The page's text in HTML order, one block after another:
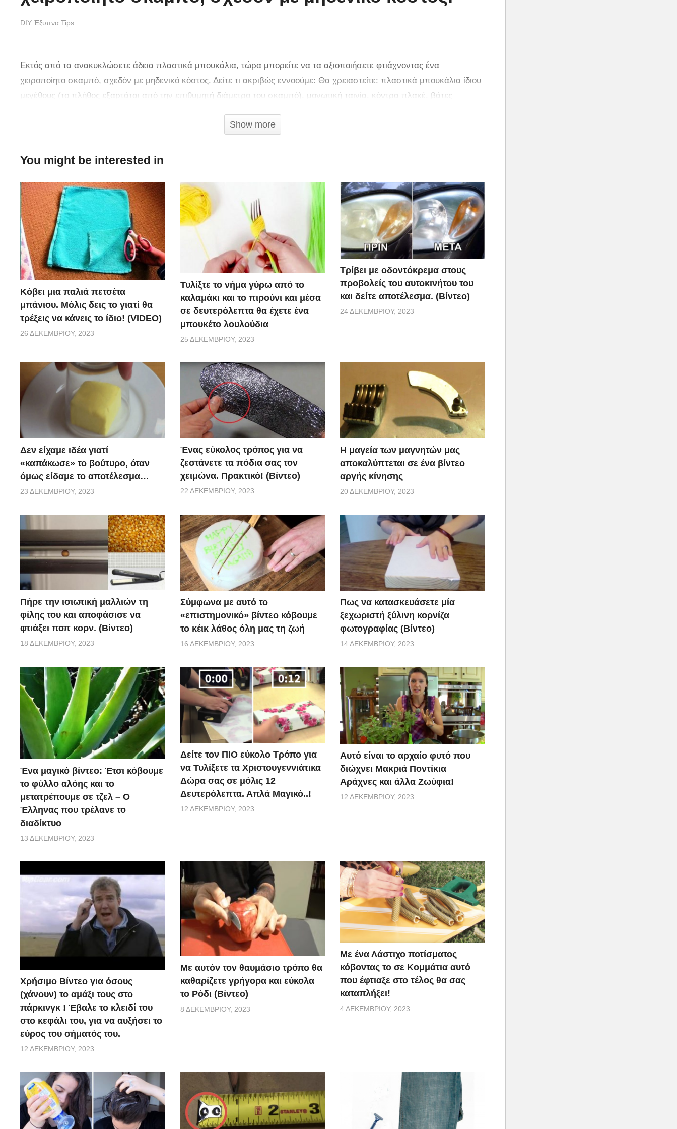
DIY Έξυπνα Tips
Εκτός από τα ανακυκλώσετε άδεια πλαστικά μπουκάλια, τώρα μπορείτε να τα αξιοποιήσετε φτιάχνοντας ένα
χειροποίητο σκαμπό, σχεδόν με μηδενικό κόστος. Δείτε τι ακριβώς εννοούμε: Θα χρειαστείτε: πλαστικά μπουκάλια ίδιου
μεγέθους (το πλήθος εξαρτάται από την επιθυμητή διάμετρο του σκαμπό), μονωτική ταινία, κόντρα πλακέ, βάτες
Show more
You might be interested in
Κόβει μια παλιά πετσέτα
μπάνιου. Μόλις δεις το γιατί θα
τρέξεις να κάνεις το ίδιο! (VIDEO)
26 ΔΕΚΕΜΒΡΊΟΥ, 2023
Τυλίξτε το νήμα γύρω από το
καλαμάκι και το πιρούνι και μέσα
σε δευτερόλεπτα θα έχετε ένα
μπουκέτο λουλούδια
25 ΔΕΚΕΜΒΡΊΟΥ, 2023
Τρίβει με οδοντόκρεμα στους
προβολείς του αυτοκινήτου του
και δείτε αποτέλεσμα. (Βίντεο)
24 ΔΕΚΕΜΒΡΊΟΥ, 2023
Δεν είχαμε ιδέα γιατί
«καπάκωσε» το βούτυρο, όταν
όμως είδαμε το αποτέλεσμα…
23 ΔΕΚΕΜΒΡΊΟΥ, 2023
Ένας εύκολος τρόπος για να
ζεστάνετε τα πόδια σας τον
χειμώνα. Πρακτικό! (Βίντεο)
22 ΔΕΚΕΜΒΡΊΟΥ, 2023
Η μαγεία των μαγνητών μας
αποκαλύπτεται σε ένα βίντεο
αργής κίνησης
20 ΔΕΚΕΜΒΡΊΟΥ, 2023
Πήρε την ισιωτική μαλλιών τη
φίλης του και αποφάσισε να
φτιάξει ποπ κορν. (Βίντεο)
18 ΔΕΚΕΜΒΡΊΟΥ, 2023
Σύμφωνα με αυτό το
«επιστημονικό» βίντεο κόβουμε
το κέικ λάθος όλη μας τη ζωή
16 ΔΕΚΕΜΒΡΊΟΥ, 2023
Πως να κατασκευάσετε μία
ξεχωριστή ξύλινη κορνίζα
φωτογραφίας (Βίντεο)
14 ΔΕΚΕΜΒΡΊΟΥ, 2023
Ένα μαγικό βίντεο: Έτσι κόβουμε
το φύλλο αλόης και το
μετατρέπουμε σε τζελ – O
Έλληνας που τρέλανε το
διαδίκτυο
13 ΔΕΚΕΜΒΡΊΟΥ, 2023
Δείτε τον ΠΙΟ εύκολο Τρόπο για
να Τυλίξετε τα Χριστουγεννιάτικα
Δώρα σας σε μόλις 12
Δευτερόλεπτα. Απλά Μαγικό..!
12 ΔΕΚΕΜΒΡΊΟΥ, 2023
Αυτό είναι το αρχαίο φυτό που
διώχνει Μακριά Ποντίκια
Αράχνες και άλλα Ζωύφια!
12 ΔΕΚΕΜΒΡΊΟΥ, 2023
Χρήσιμο Βίντεο για όσους
(χάνουν) το αμάξι τους στο
πάρκινγκ ! Έβαλε το κλειδί του
στο κεφάλι του, για να αυξήσει το
εύρος του σήματός του.
12 ΔΕΚΕΜΒΡΊΟΥ, 2023
Με αυτόν τον θαυμάσιο τρόπο θα
καθαρίζετε γρήγορα και εύκολα
το Ρόδι (Βίντεο)
8 ΔΕΚΕΜΒΡΊΟΥ, 2023
Με ένα Λάστιχο ποτίσματος
κόβοντας το σε Κομμάτια αυτό
που έφτιαξε στο τέλος θα σας
καταπλήξει!
4 ΔΕΚΕΜΒΡΊΟΥ, 2023